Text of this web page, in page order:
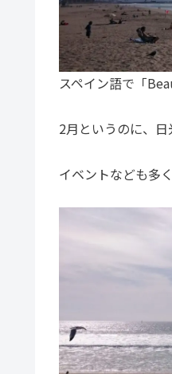
スペイン語で「
2月というのに、
イベントなども多